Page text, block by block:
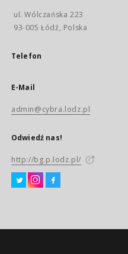
ul. Wólczańska 223
93-005 Łódź, Polska
Telefon
E-Mail
admin@cybra.lodz.pl
Odwiedź nas!
http://bg.p.lodz.pl/